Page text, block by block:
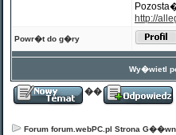
http://
Powr�t do g�ry
Wy�wietl
��
Forum forum.webPC.pl Strona